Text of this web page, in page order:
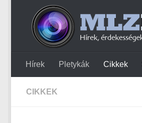
Hírek Pletykák Cikkek
CIKKEK